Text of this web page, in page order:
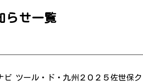
らせ一覧
ツール・ド・九州２０２５佐世保